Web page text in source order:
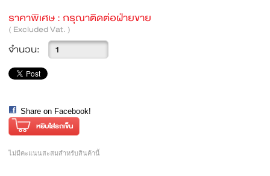
ราคาพิเศษ : กรุณาติดต่อฝ่ายขาย
( Excluded Vat. )
จำนวน:
Share on Facebook!
ไม่มีคะแนนสะสมสำหรับสินค้านี้